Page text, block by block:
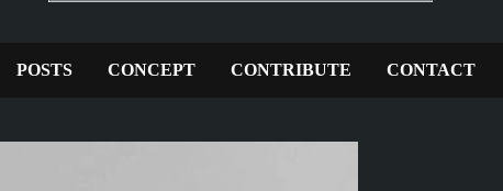
POSTS CONCEPT CONTRIBUTE CONTACT